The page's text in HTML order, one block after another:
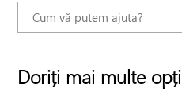
Doriți mai multe